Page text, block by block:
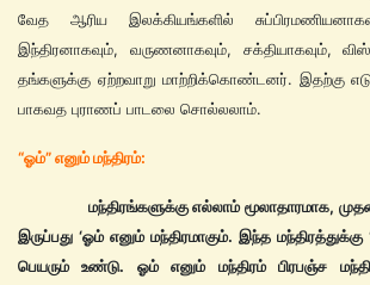
வேத ஆரிய இலக்கியங்களில்
இந்திரனாகவும், வருணனாகவும், சக்தியாகவும்,
தங்களுக்கு ஏற்றவாறு மாற்றிக்கொண்டனர். இதற்கு
பாகவத புராணப் பாடலை சொல்லலாம்.
“ஓம்” எனும் மந்திரம்:
மந்திரங்களுக்கு எல்லாம் மூலாதாரமாக,
இருப்பது ‘ஓம் எனும் மந்திரமாகும். இந்த
பெயரும் உண்டு. ஓம் எனும் மந்திரம் பிரபஞ்ச